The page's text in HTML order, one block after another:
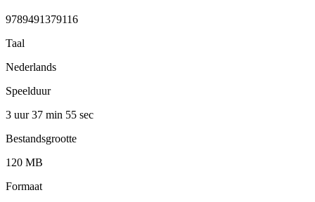
9789491379116
Taal
Nederlands
Speelduur
3 uur 37 min 55 sec
Bestandsgrootte
120 MB
Formaat